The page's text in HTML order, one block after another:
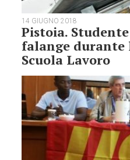
14 GIUGNO 2018
Pistoia.
falange durante
Scuola Lavoro